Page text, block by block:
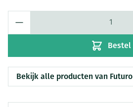
Bestel
Bekijk alle producten van Futuro